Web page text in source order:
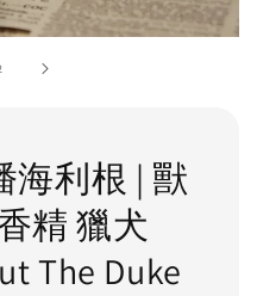
海利根 | 獸
精 獵犬
The Duke